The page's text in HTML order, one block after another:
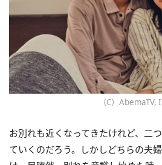
（C）AbemaTV,
お別れも近くなってきたけれど、二
ていくのだろう。しかしどちらの夫